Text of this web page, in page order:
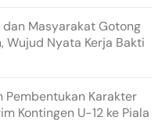
dan Masyarakat Gotong
Wujud Nyata Kerja Bakti
Pembentukan Karakter
Kontingen U-12 ke Piala